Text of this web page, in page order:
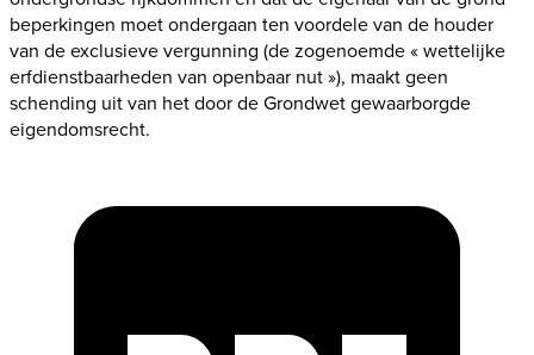
beperkingen moet ondergaan ten voordele van de houder
van de exclusieve vergunning (de zogenoemde « wettelijke
erfdienstbaarheden van openbaar nut »), maakt geen
schending uit van het door de Grondwet gewaarborgde
eigendomsrecht.